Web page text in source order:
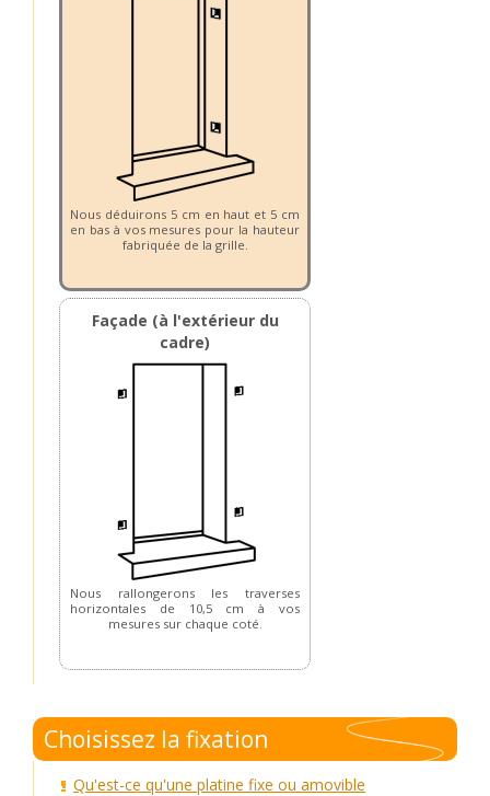
Nous déduirons 5 cm en haut et 5 cm
en bas à vos mesures pour la hauteur
fabriquée de la grille.
Façade (à l'extérieur du
cadre)
Nous rallongerons les traverses
horizontales de 10,5 cm à vos
mesures sur chaque coté.
Choisissez la fixation
Qu'est-ce qu'une platine fixe ou amovible